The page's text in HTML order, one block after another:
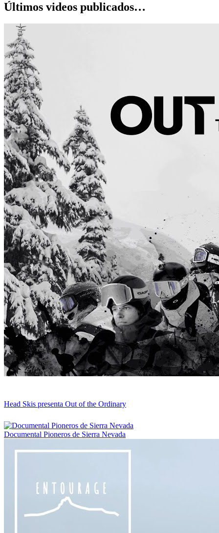
Últimos videos publicados…
Head Skis presenta Out of the Ordinary
Documental Pioneros de Sierra Nevada